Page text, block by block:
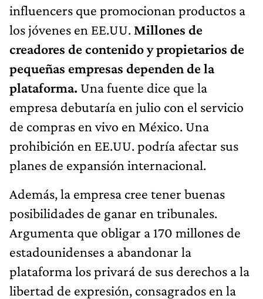
influencers que promocionan productos a
los jóvenes en EE.UU. Millones de
creadores de contenido y propietarios de
pequeñas empresas dependen de la
plataforma. Una fuente dice que la
empresa debutaría en julio con el servicio
de compras en vivo en México. Una
prohibición en EE.UU. podría afectar sus
planes de expansión internacional.
Además, la empresa cree tener buenas
posibilidades de ganar en tribunales.
Argumenta que obligar a 170 millones de
estadounidenses a abandonar la
plataforma los privará de sus derechos a la
libertad de expresión, consagrados en la